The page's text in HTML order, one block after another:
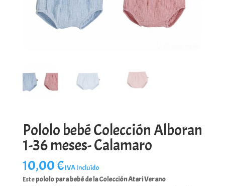
Pololo bebé Colección Alboran
1-36 meses- Calamaro
10,00€IVA Incluído
Estepololo para bebé de la Colección Atari Verano